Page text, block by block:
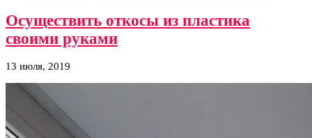
Осуществить откосы из пластика
своими руками
13 июля, 2019